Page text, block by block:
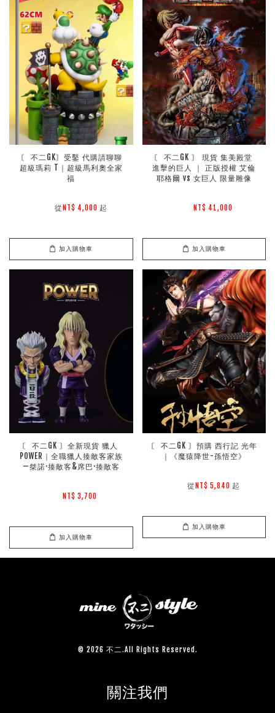
超級瑪莉 T｜超級馬利奧全家
福
        從
NT$ 4,000 起
加入購物車
〘 不二GK 〙 現貨 集美殿堂
進擊的巨人 ｜ 正版授權 艾倫
耶格爾 vs 女巨人 限量雕像
NT$ 41,000
加入購物車
〘 不二GK 〙全新現貨 獵人
POWER｜全職獵人揍敵客家族
—桀諾·揍敵客&席巴·揍敵客
NT$ 3,700
加入購物車
〘 不二GK 〙預購 西行記 光年
｜《魔猿降世-孫悟空》
        從
NT$ 5,840 起
加入購物車
© 2026 不二.All Rights Reserved.
關注我們